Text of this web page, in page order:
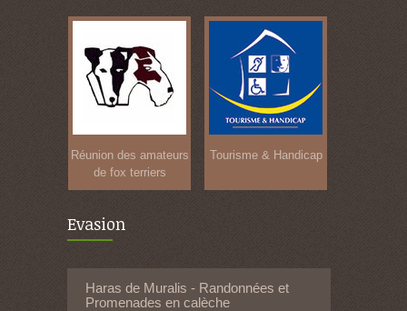
Réunion des amateurs
de fox terriers
Tourisme & Handicap
Evasion
Haras de Muralis - Randonnées et
Promenades en calèche